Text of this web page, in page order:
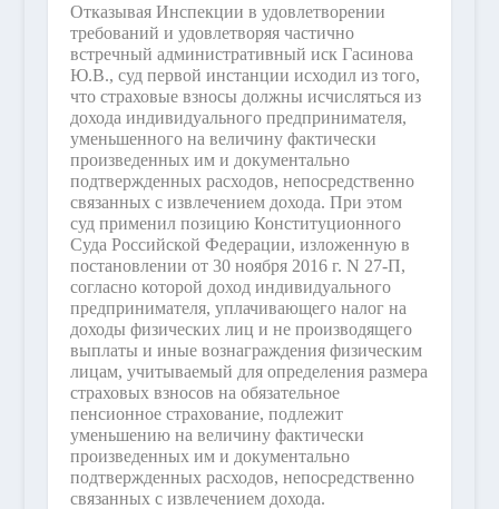
Отказывая Инспекции в удовлетворении
требований и удовлетворяя частично
встречный административный иск Гасинова
Ю.В., суд первой инстанции исходил из того,
что страховые взносы должны исчисляться из
дохода индивидуального предпринимателя,
уменьшенного на величину фактически
произведенных им и документально
подтвержденных расходов, непосредственно
связанных с извлечением дохода. При этом
суд применил позицию Конституционного
Суда Российской Федерации, изложенную в
постановлении от 30 ноября 2016 г. N 27-П,
согласно которой доход индивидуального
предпринимателя, уплачивающего налог на
доходы физических лиц и не производящего
выплаты и иные вознаграждения физическим
лицам, учитываемый для определения размера
страховых взносов на обязательное
пенсионное страхование, подлежит
уменьшению на величину фактически
произведенных им и документально
подтвержденных расходов, непосредственно
связанных с извлечением дохода.